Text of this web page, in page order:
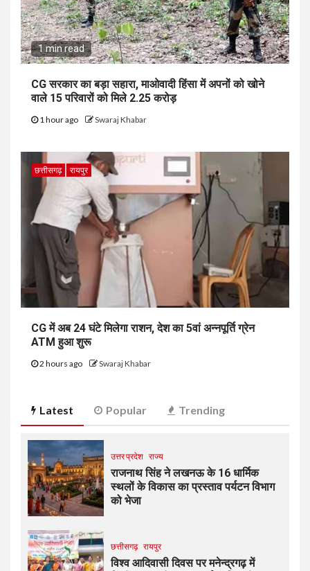
1 min read
CG सरकार का बड़ा सहारा, माओवादी हिंसा में अपनों को खोने
वाले 15 परिवारों को मिले ₹2.25 करोड़
1 hour ago Swaraj Khabar
छत्तीसगढ़ रायपुर
CG में अब 24 घंटे मिलेगा राशन, देश का 5वां अन्नपूर्ति ग्रेन
ATM हुआ शुरू
2 hours ago Swaraj Khabar
Latest Popular Trending
उत्तर प्रदेश राज्य
राजनाथ सिंह ने लखनऊ के 16 धार्मिक
स्थलों के विकास का प्रस्ताव पर्यटन विभाग
को भेजा
छत्तीसगढ़ रायपुर
विश्व आदिवासी दिवस पर मनेन्द्रगढ़ में